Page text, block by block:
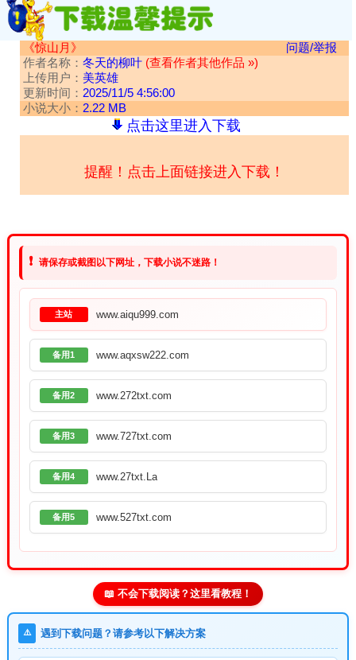
《惊山月》
问题/举报
作者名称： 冬天的柳叶 (查看作者其他作品 »)
上传用户： 美英雄
更新时间： 2025/11/5 4:56:00
小说大小： 2.22 MB
点击这里进入下载
提醒！点击上面链接进入下载！
❗ 请保存或截图以下网址，下载小说不迷路！
主站 www.aiqu999.com
备用1 www.aqxsw222.com
备用2 www.272txt.com
备用3 www.727txt.com
备用4 www.27txt.La
备用5 www.527txt.com
📖 不会下载阅读？这里看教程！
⚠️ 遇到下载问题？请参考以下解决方案